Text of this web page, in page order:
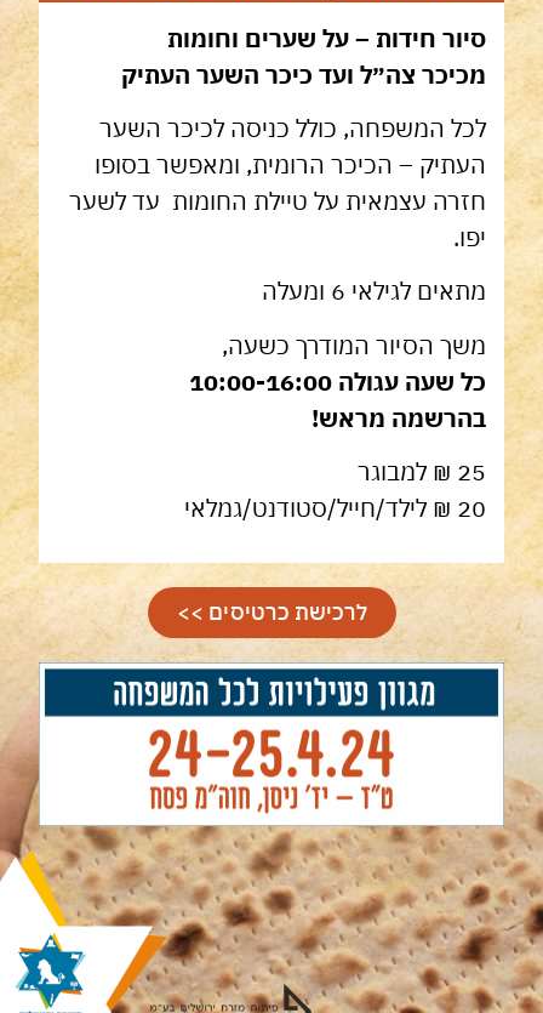
סיור חידות – על שערים וחומות
מכיכר צה״ל ועד כיכר השער העתיק
לכל המשפחה, כולל כניסה לכיכר השער
העתיק – הכיכר הרומית, ומאפשר בסופו
חזרה עצמאית על טיילת החומות עד לשער
יפו.
מתאים לגילאי 6 ומעלה
משך הסיור המודרך כשעה,
כל שעה עגולה 10:00-16:00
בהרשמה מראש!
25 ₪ למבוגר
20
₪ לילד/חייל/סטודנט/גמלאי
לרכישת כרטיסים >>